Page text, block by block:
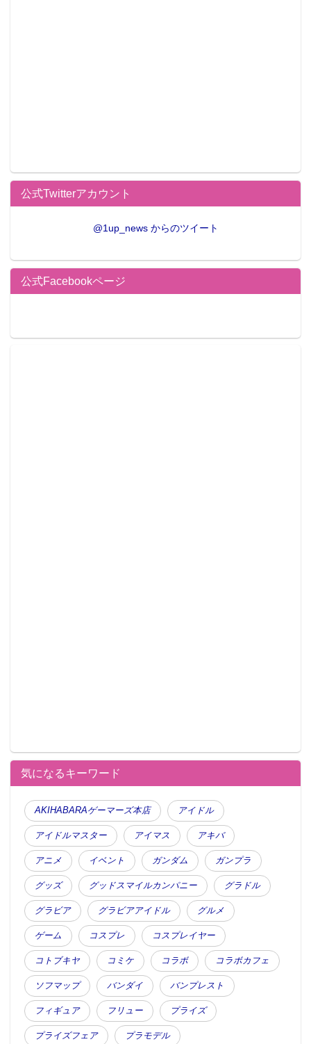
公式Twitterアカウント
@1up_news からのツイート
公式Facebookページ
気になるキーワード
AKIHABARAゲーマーズ本店 アイドル
アイドルマスター アイマス アキバ
アニメ イベント ガンダム ガンプラ
グッズ グッドスマイルカンパニー グラドル
グラビア グラビアアイドル グルメ
ゲーム コスプレ コスプレイヤー
コトブキヤ コミケ コラボ コラボカフェ
ソフマップ バンダイ バンプレスト
フィギュア フリュー プライズ
プライズフェア プラモデル